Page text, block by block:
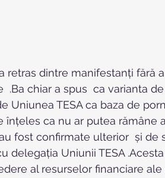
retras dintre manifestanți fără
.Ba chiar a spus  ca varianta
Uniunea TESA ca baza de
înțeles ca nu ar putea
fost confirmate ulterior  și de
delegația Uniunii TESA
al resurselor financiare